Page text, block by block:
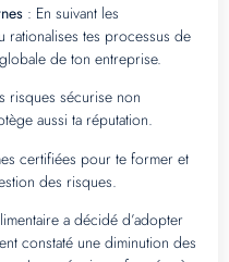
: En suivant les
rationalises tes processus de
de ton entreprise.
risques sécurise non
aussi ta réputation.
certifiées pour te former et
des risques.
a décidé d’adopter
constaté une diminution des